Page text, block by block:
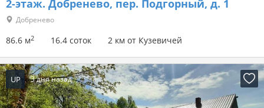
2-этаж. Добренево, пер. Подгорный, д. 1
Добренево
86.6 м2 16.4 соток 2 км от Кузевичей
UP 3 дня назад